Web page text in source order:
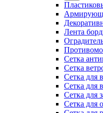
Лента
Сетка
Сетка
Сетка для
Сетка для
Сетка для
Сетка для